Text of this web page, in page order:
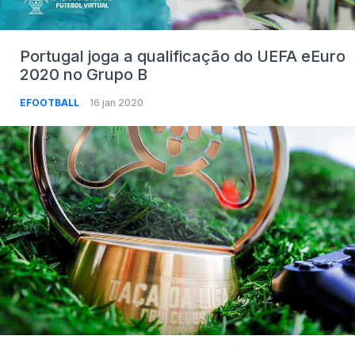
Portugal joga a qualificação do UEFA eEuro
2020 no Grupo B
EFOOTBALL 16 jan 2020